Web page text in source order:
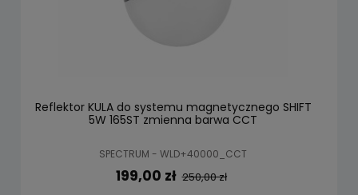
Reflektor KULA do systemu magnetycznego SHIFT
5W 165ST zmienna barwa CCT
SPECTRUM - WLD+40000_CCT
199,00 zł 250,00 zł